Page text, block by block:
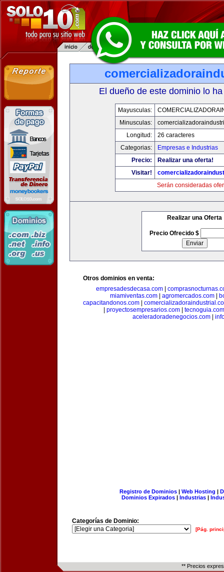
El dueño de este dominio lo
Mayusculas:
Minusculas:
Longitud:
26 caracteres
Categorias:
Empresas e Industrias
Precio:
Realizar una oferta!
Visitar!
Serán consideradas
Realizar una Oferta
Precio Ofrecido $
Otros dominios en venta:
empresadesdecasa.com|
miamiventas.com
agromercados.com
capacitandonos.com
proyectosempresarios.com
tecnoguia.com
aceleradoradenegocios.com
Registro de Dominios| Web Hosting |
Dominios Expirados | Industrias |
Categorías de Dominio:
[Pág.
** Precios